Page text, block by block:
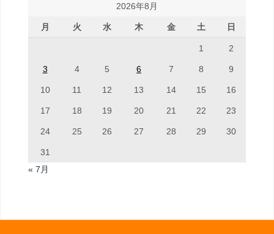
2026年8月
月 火 水 木 金 土 日
1 2
3 4 5 6 7 8 9
10 11 12 13 14 15 16
17 18 19 20 21 22 23
24 25 26 27 28 29 30
31
« 7月